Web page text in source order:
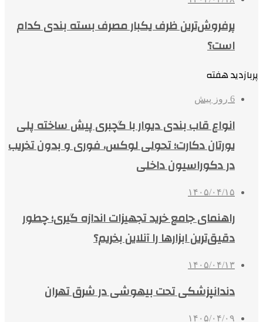
پرفروش‌ترین ظرف یکبار مصرف بسته بندی کدام
است؟
پربازدید هفته
6 روز پیش
انواع قاب بندی دیوار با گچبری پیش ساخته پلی
یورتان دکارت؛ تحولی لوکس، فوری و بدون تخریب
در دکوراسیون داخلی
۱۴۰۵/۰۴/۱۵
راهنمای جامع خرید تجهیزات اندازه گیری؛ چطور
دقیق‌ترین ابزارها را آنلاین بخریم؟
۱۴۰۵/۰۴/۱۳
دندانپزشکی تحت بیهوشی در شرق تهران
۱۴۰۵/۰۴/۰۹